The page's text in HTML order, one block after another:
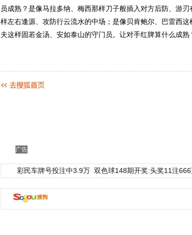
员成熟？是像马拉多纳、梅西那样刀子般插入对方后防、游
样左右逢源、攻防行云流水的中场；是像贝肯鲍尔、巴雷西
夫这样固若金汤、安如泰山的守门员。让对手红牌算什么成熟
广告
彩民车牌号投注中3.9万 双色球148期开奖:头奖11注